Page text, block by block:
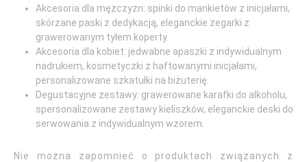
Akcesoria dla mężczyzn: spinki do mankietów z inicjałami,
skórzane paski z dedykacją, eleganckie zegarki z
grawerowanym tyłem koperty.
Akcesoria dla kobiet: jedwabne apaszki z indywidualnym
nadrukiem, kosmetyczki z haftowanymi inicjałami,
personalizowane szkatułki na biżuterię.
Degustacyjne zestawy: grawerowane karafki do alkoholu,
spersonalizowane zestawy kieliszków, eleganckie deski do
serwowania z indywidualnym wzorem.
Nie można zapomnieć o produktach związanych z